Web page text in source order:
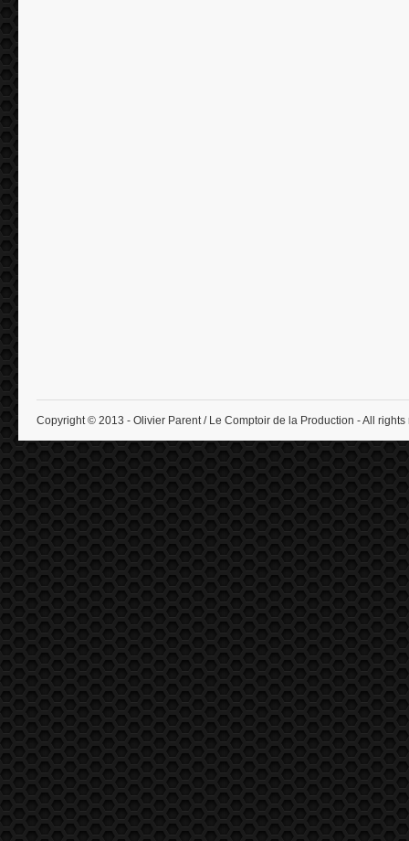
Copyright © 2013 - Olivier Parent / Le Comptoir de la Production - All rights